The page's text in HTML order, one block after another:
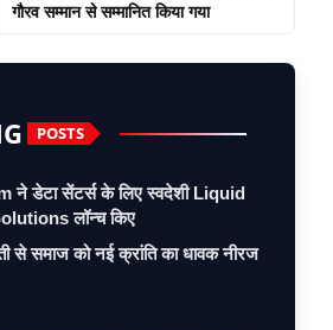
गौरव सम्मान से सम्मानित किया गया
POSTS
ने डेटा सेंटर्स के लिए स्वदेशी Liquid
लॉन्च किए
से समाज को नई क्रांति का धावक नीरज